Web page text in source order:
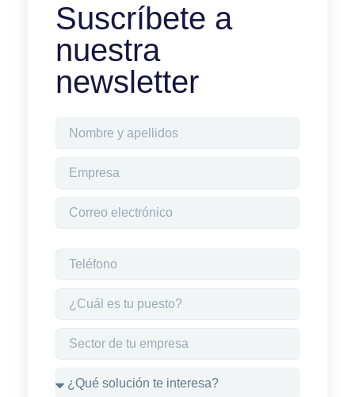
Suscríbete a
nuestra
newsletter